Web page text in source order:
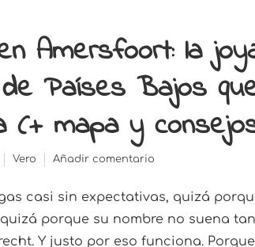
Amersfoort: la
Países Bajos
(+ mapa y
Vero Añadir comentario
casi sin expectativas, quizá
porque su nombre no suena
Y justo por eso funciona.